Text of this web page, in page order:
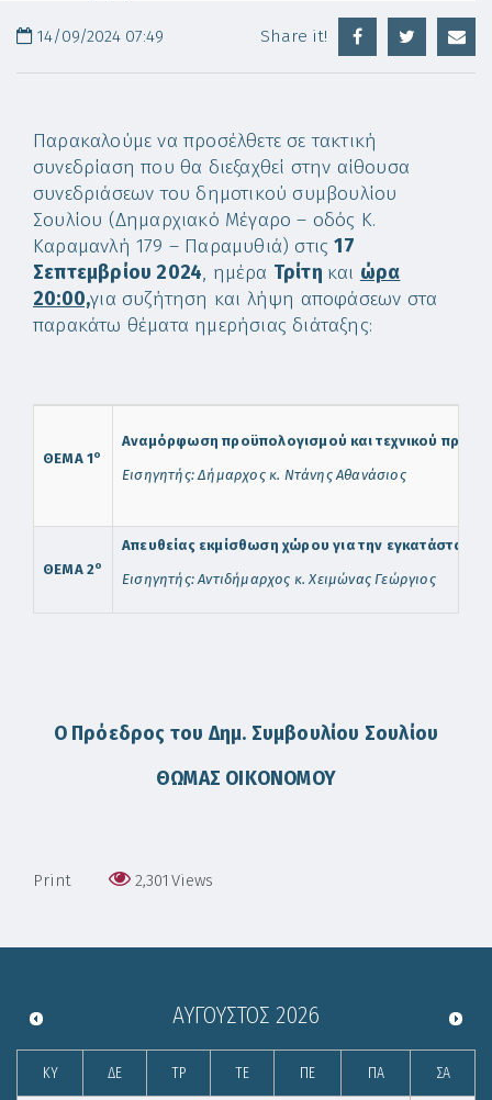
14/09/2024 07:49 Share it!
Παρακαλούμε να προσέλθετε σε τακτική
συνεδρίαση που θα διεξαχθεί στην αίθουσα
συνεδριάσεων του δημοτικού συμβουλίου
Σουλίου (Δημαρχιακό Μέγαρο – οδός Κ.
Καραμανλή 179 – Παραμυθιά) στις17
Σεπτεμβρίου 2024, ημέρα Τρίτη και ώρα
20:00,για συζήτηση και λήψη αποφάσεων στα
παρακάτω θέματα ημερήσιας διάταξης:
ΘΕΜΑ 1ο
Αναμόρφωση προϋπολογισμού και τεχνικού
Εισηγητής: Δήμαρχος κ. Ντάνης Αθανάσιος
ΘΕΜΑ 2ο
Απευθείας εκμίσθωση χώρου για την εγκατάσταση
Εισηγητής: Αντιδήμαρχος κ. Χειμώνας Γεώργιος
Ο Πρόεδρος του Δημ. Συμβουλίου Σουλίου
ΘΩΜΑΣ ΟΙΚΟΝΟΜΟΥ
Print 2,301 Views
ΑΎΓΟΥΣΤΟΣ 2026
ΚΥ ΔΕ ΤΡ ΤΕ ΠΕ ΠΑ ΣΑ